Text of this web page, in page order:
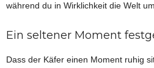
während du in Wirklichkeit die Welt
Ein seltener Moment
Dass der Käfer einen Moment ruhig